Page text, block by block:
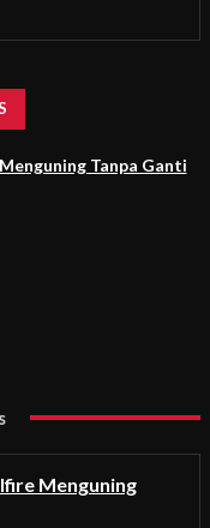
Tanpa Ganti
Menguning